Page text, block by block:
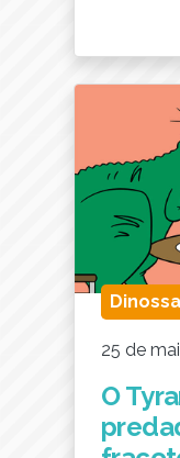
25 de
O